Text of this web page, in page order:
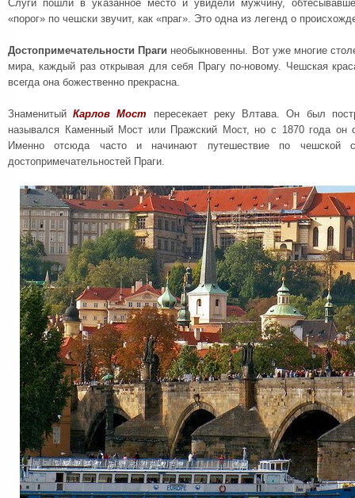
Слуги пошли в указанное место и увидели мужчину,
«порог» по чешски звучит, как «праг». Это одна из легенд о
Достопримечательности Праги необыкновенны. Вот уже многие
мира, каждый раз открывая для себя Прагу по-новому. Чешская
всегда она божественно прекрасна.
ЗнаменитыйКарлов Мост пересекает реку Влтава. Он был
назывался Каменный Мост или Пражский Мост, но с 1870 года он
Именно отсюда часто и начинают путешествие по чешской
достопримечательностей Праги.